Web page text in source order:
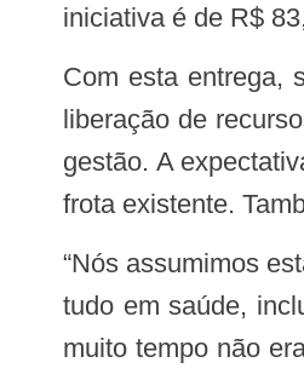
iniciativa é de R$
Com esta entrega, são 1.554 ambulâncias doadas desde o início desta gestão. Outras 196 ambulâncias foram renovadas por
liberação de
gestão. A
frota existente.
“Nós assumimos esta gestão com ambulâncias muito velhas, mas com a economia que conseguimos fazer foi possível reinvestir
tudo em saúde,
muito tempo não